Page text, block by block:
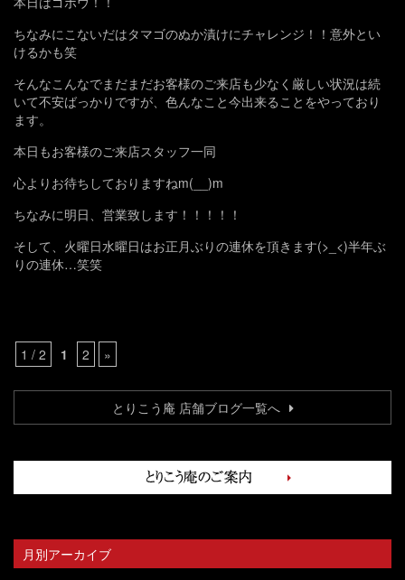
ちなみにこないだはタマゴのぬか漬けにチャレンジ！！意外とい
けるかも笑
そんなこんなでまだまだお客様のご来店も少なく厳しい状況は続
いて不安ばっかりですが、色んなこと今出来ることをやっており
ます。
本日もお客様のご来店スタッフ一同
心よりお待ちしておりますねm(__)m
ちなみに明日、営業致します！！！！！
そして、火曜日水曜日はお正月ぶりの連休を頂きます(>_<)半年ぶ
りの連休…笑笑
1 / 2 1 2 »
とりこう庵 店舗ブログ一覧へ
月別アーカイブ